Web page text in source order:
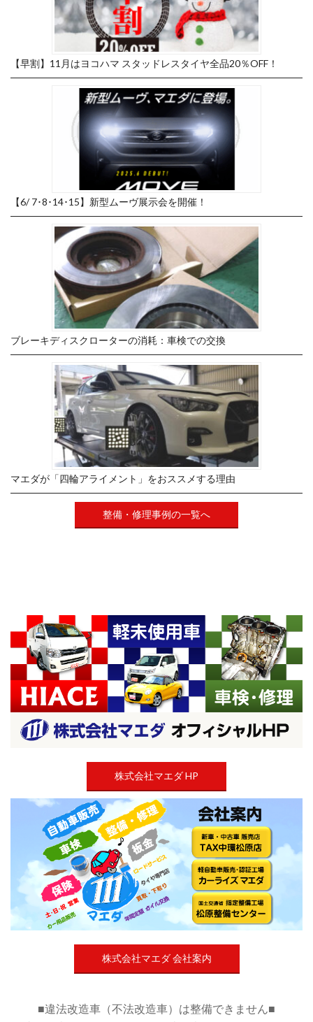
【早割】11月はヨコハマ スタッドレスタイヤ全品20％OFF！
【6/ 7･8･14･15】新型ムーヴ展示会を開催！
ブレーキディスクローターの消耗：車検での交換
マエダが「四輪アライメント」をおススメする理由
整備・修理事例の一覧へ
株式会社マエダ HP
株式会社マエダ 会社案内
■違法改造車（不法改造車）は整備できません■